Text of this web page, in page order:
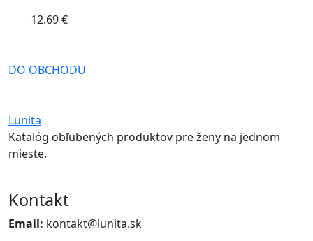
12.69 €
DO OBCHODU
Lunita
Katalóg obľubených produktov pre ženy na jednom
mieste.
Kontakt
Email: kontakt@lunita.sk